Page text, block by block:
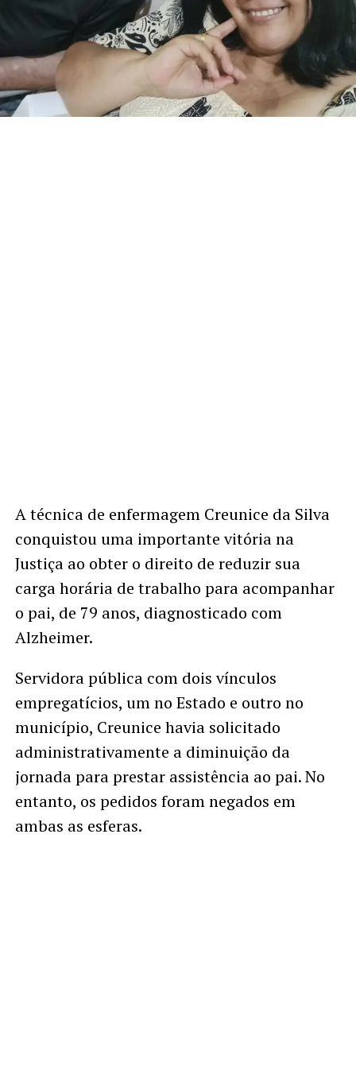
A técnica de enfermagem Creunice da Silva
conquistou uma importante vitória na
Justiça ao obter o direito de reduzir sua
carga horária de trabalho para acompanhar
o pai, de 79 anos, diagnosticado com
Alzheimer.
Servidora pública com dois vínculos
empregatícios, um no Estado e outro no
município, Creunice havia solicitado
administrativamente a diminuição da
jornada para prestar assistência ao pai. No
entanto, os pedidos foram negados em
ambas as esferas.